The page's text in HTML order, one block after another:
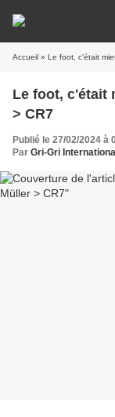
Accueil » Le foot, c'était
Le foot, c'était
> CR7
Publié le 27/02/2024 à
Par Gri-Gri International